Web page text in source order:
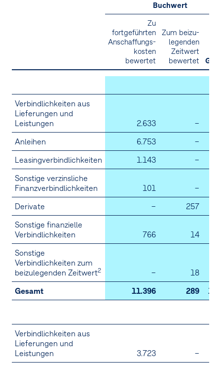
Buchwert
Zu
fortgeführten
Anschaffungs­
kosten
bewertet
Zum beizu­
legenden
Zeitwert
bewertet
Verbindlichkeiten aus
Lieferungen und
Leistungen
2.633 –
Anleihen
6.753 –
Leasingverbindlichkeiten
1.143 –
Sonstige verzinsliche
Finanzverbindlichkeiten
101 –
Derivate
– 257
Sonstige finanzielle
Verbindlichkeiten
766 14
Sonstige
Verbindlichkeiten zum
beizulegenden Zeitwert2 –
18
Gesamt
11.396 289
Verbindlichkeiten aus
Lieferungen und
Leistungen
3.723 –